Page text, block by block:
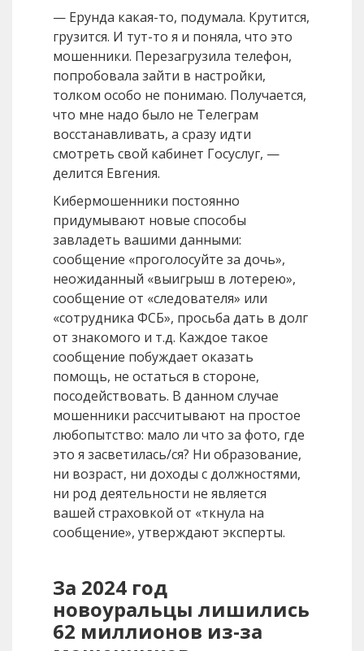
— Ерунда какая-то, подумала. Крутится,
грузится. И тут-то я и поняла, что это
мошенники. Перезагрузила телефон,
попробовала зайти в настройки,
толком особо не понимаю. Получается,
что мне надо было не Телеграм
восстанавливать, а сразу идти
смотреть свой кабинет Госуслуг, —
делится Евгения.
Кибермошенники постоянно
придумывают новые способы
завладеть вашими данными:
сообщение «проголосуйте за дочь»,
неожиданный «выигрыш в лотерею»,
сообщение от «следователя» или
«сотрудника ФСБ», просьба дать в долг
от знакомого и т.д. Каждое такое
сообщение побуждает оказать
помощь, не остаться в стороне,
посодействовать. В данном случае
мошенники рассчитывают на простое
любопытство: мало ли что за фото, где
это я засветилась/ся? Ни образование,
ни возраст, ни доходы с должностями,
ни род деятельности не является
вашей страховкой от «ткнула на
сообщение», утверждают эксперты.
За 2024 год
новоуральцы лишились
62 миллионов из-за